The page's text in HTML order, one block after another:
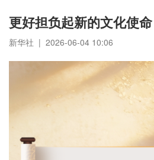
更好担负起新的文化使命
新华社 | 2026-06-04 10:06